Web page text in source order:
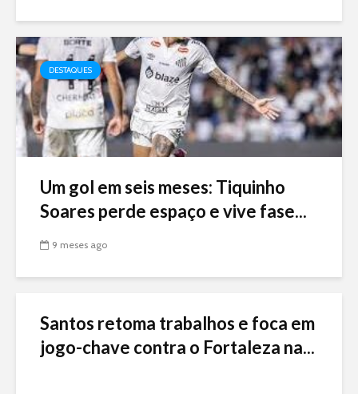
DESTAQUES
Um gol em seis meses: Tiquinho
Soares perde espaço e vive fase...
9 meses ago
Santos retoma trabalhos e foca em
jogo-chave contra o Fortaleza na...